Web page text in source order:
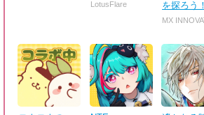
LotusFlare
を探ろう！
MX